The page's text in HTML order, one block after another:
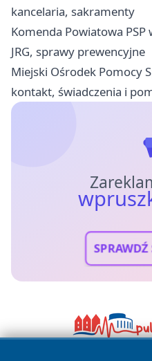
kancelaria, sakramenty
Komenda Powiatowa
JRG, sprawy prewencyjne
Miejski Ośrodek Pomocy
kontakt, świadczenia i
SPRAWDŹ